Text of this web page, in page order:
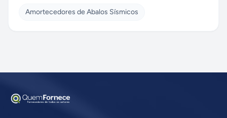
Amortecedores de Abalos Sísmicos